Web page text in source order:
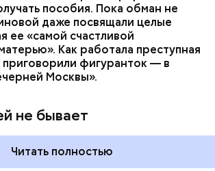
пособия. Пока обман не
даже посвящали целые
ее «самой счастливой
Как работала преступная
приговорили фигуранток — в
Москвы».
не бывает
Читать полностью
у них были изъяты:
90 патронов к нему, ножи,
дубинки, наручники, шевроны
символикой, нацистская
средства связи и компьютеры.
ФСБ нашли подтверждение